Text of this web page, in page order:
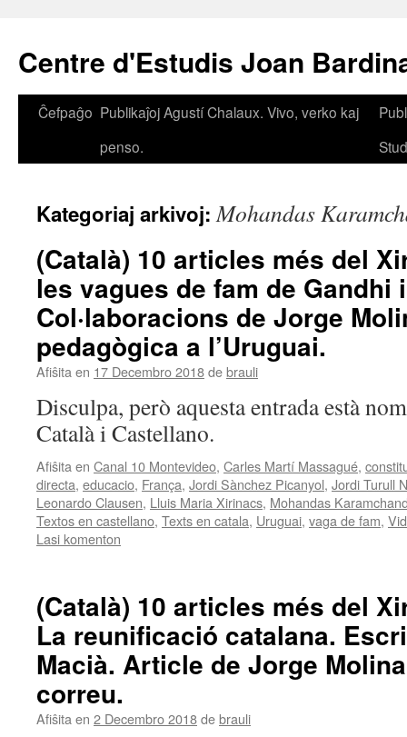
al
la
Centre d'Estudis Joan
Ĉefpaĝo Publikaĵoj Agustí Chalaux. Vivo, verko kaj
penso.
Kategoriaj arkivoj:Mohandas
(Català) 10 articles més del
les vagues de fam de Gandhi
Col·laboracions de Jorge
pedagògica a l’Uruguai.
Afiŝita en 17 Decembro 2018debrauli
Disculpa, però aquesta entrada està
Català i Castellano.
Afiŝita en Canal 10 Montevideo, Carles Martí Massagué,
directa, educacio, França, Jordi Sànchez Picanyol, Jordi Turull
Leonardo Clausen, Lluis Maria Xirinacs, Mohandas
Textos en castellano, Texts en catala, Uruguai, vaga de fam,
Lasi komenton
(Català) 10 articles més del
La reunificació catalana.
Macià. Article de Jorge
correu.
Afiŝita en 2 Decembro 2018debrauli